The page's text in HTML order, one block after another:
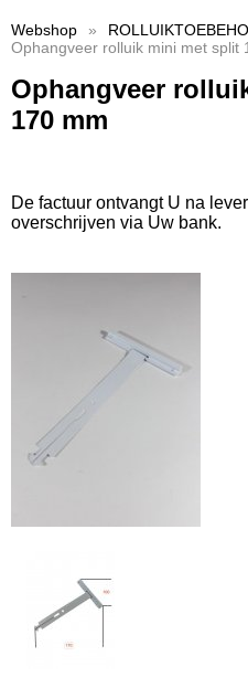
Webshop »
Ophangveer rolluik mini met split
Ophangveer
170 mm
De factuur ontvangt U na
overschrijven via Uw bank.